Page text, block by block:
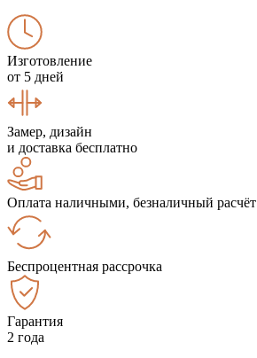
Изготовление
от 5 дней
Замер, дизайн
и доставка бесплатно
Оплата наличными, безналичный расчёт
Беспроцентная рассрочка
Гарантия
2 года